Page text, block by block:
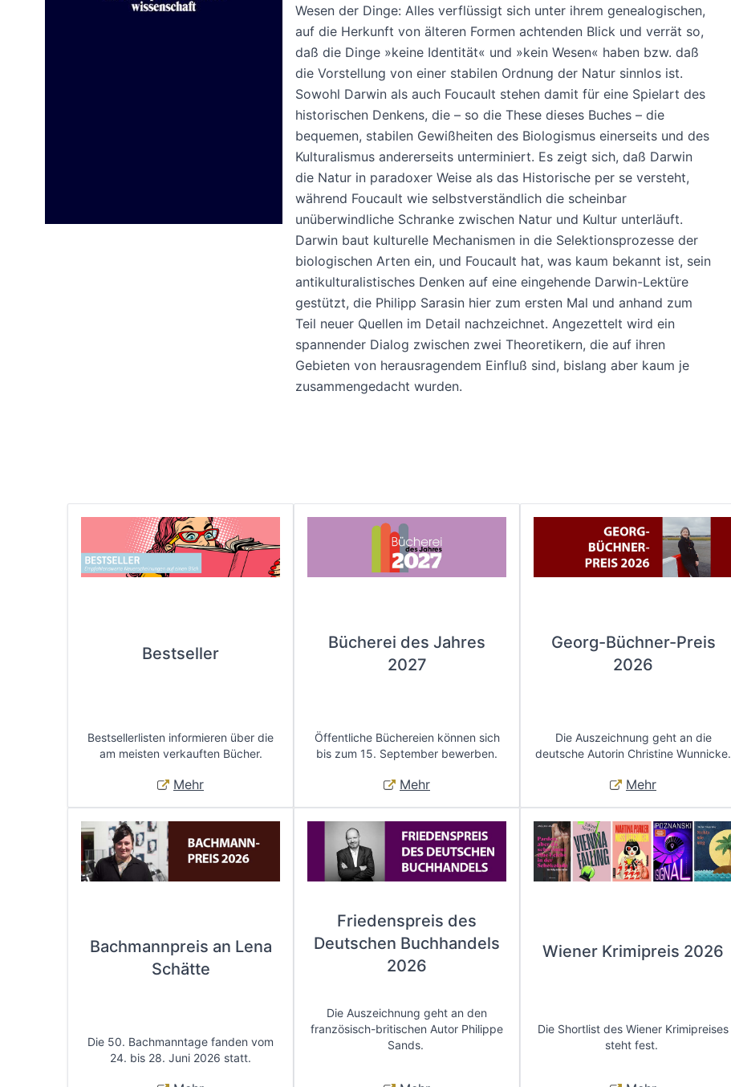
Wesen der Dinge: Alles verflüssigt sich unter ihrem genealogischen,
auf die Herkunft von älteren Formen achtenden Blick und verrät so,
daß die Dinge »keine Identität« und »kein Wesen« haben bzw. daß
die Vorstellung von einer stabilen Ordnung der Natur sinnlos ist.
Sowohl Darwin als auch Foucault stehen damit für eine Spielart des
historischen Denkens, die – so die These dieses Buches – die
bequemen, stabilen Gewißheiten des Biologismus einerseits und des
Kulturalismus andererseits unterminiert. Es zeigt sich, daß Darwin
die Natur in paradoxer Weise als das Historische per se versteht,
während Foucault wie selbstverständlich die scheinbar
unüberwindliche Schranke zwischen Natur und Kultur unterläuft.
Darwin baut kulturelle Mechanismen in die Selektionsprozesse der
biologischen Arten ein, und Foucault hat, was kaum bekannt ist, sein
antikulturalistisches Denken auf eine eingehende Darwin-Lektüre
gestützt, die Philipp Sarasin hier zum ersten Mal und anhand zum
Teil neuer Quellen im Detail nachzeichnet. Angezettelt wird ein
spannender Dialog zwischen zwei Theoretikern, die auf ihren
Gebieten von herausragendem Einfluß sind, bislang aber kaum je
zusammengedacht wurden.
Bestseller
Bestsellerlisten informieren über die
am meisten verkauften Bücher.
Mehr
Bücherei des Jahres
2027
Öffentliche Büchereien können sich
bis zum 15. September bewerben.
Mehr
Georg-Büchner-Preis
2026
Die Auszeichnung geht an die
deutsche Autorin Christine Wunnicke.
Mehr
Bachmannpreis an Lena
Schätte
Die 50. Bachmanntage fanden vom
24. bis 28. Juni 2026 statt.
Friedenspreis des
Deutschen Buchhandels
2026
Die Auszeichnung geht an den
französisch-britischen Autor Philippe
Sands.
Wiener Krimipreis 2026
Die Shortlist des Wiener Krimipreises
steht fest.